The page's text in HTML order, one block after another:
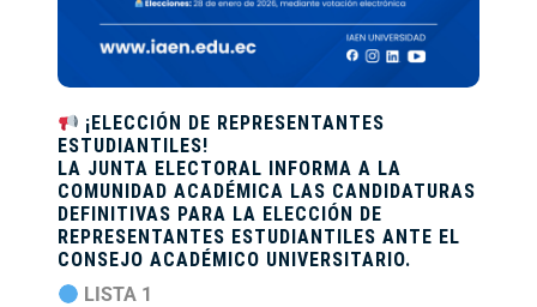
¡ELECCIÓN DE REPRESENTANTES
ESTUDIANTILES!
LA JUNTA ELECTORAL INFORMA A LA
COMUNIDAD ACADÉMICA LAS CANDIDATURAS
DEFINITIVAS PARA LA ELECCIÓN DE
REPRESENTANTES ESTUDIANTILES ANTE EL
CONSEJO ACADÉMICO UNIVERSITARIO.
LISTA 1